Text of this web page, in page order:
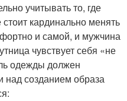
учитывать то, где
кардинально менять
и самой, и мужчина
чувствует себя «не
одежды должен
над созданием образа